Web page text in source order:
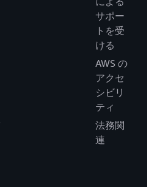
サポー
トを受
ける
AWS の
アクセ
シビリ
ティ
法務関
連